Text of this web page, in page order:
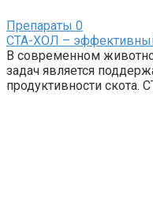
Препараты 0
СТА-ХОЛ –
В современном
задач является
продуктивности скота.